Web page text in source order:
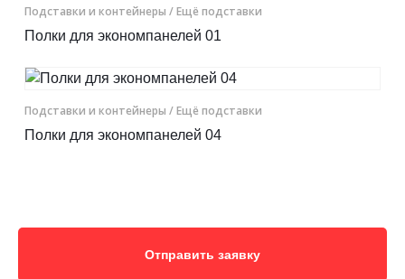
Подставки и контейнеры / Ещё подставки
Полки для экономпанелей 01
Подставки и контейнеры / Ещё подставки
Полки для экономпанелей 04
Отправить заявку